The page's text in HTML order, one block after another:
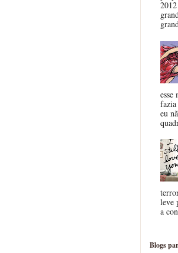
esse
eu
leve
a
Blogs